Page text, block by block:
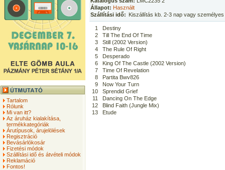
Tartalom
Rólunk
Mi van itt?
Az áruház kialakítása,
termékkategóriák
Árutípusok, árujelölések
Regisztráció
Bevásárlókosár
Fizetési módok
Szállítási idő és átvételi módok
Reklamáció
Fontos!
Állapot: Használt
Szállítási idő: Kiszállítás kb. 2-3 nap vagy
1
Destiny
2
Till The End Of Time
3
Still (2002 Version)
4
The Rule Of Right
5
Desperado
6
King Of The Castle (2002 Version)
7
Time Of Revelation
8
Partita Bwv826
9
Now Your Turn
10
Sprendid Grief
11
Dancing On The Edge
12
Blind Faith (Jungle Mix)
13
Etude